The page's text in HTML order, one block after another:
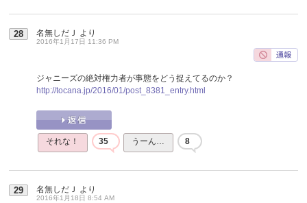
28 名無しだＪ より
2016年1月17日 11:36 PM
ジャニーズの絶対権力者が事態をどう捉えてるのか？
http://tocana.jp/2016/01/post_8381_entry.html
それな！ 35 うーん… 8
29 名無しだＪ より
2016年1月18日 8:54 AM